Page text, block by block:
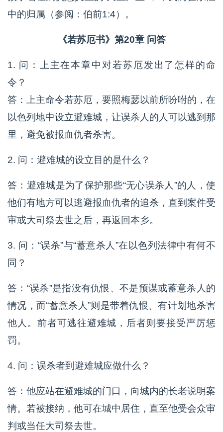
中的归属（参阅：伯前1:4）。
《若苏厄书》第20章 问答
1. 问：上主在本章中对若苏厄发出了怎样的命
令？
答：上主命令若苏厄，要照梅瑟以前所吩咐的，在
以色列地中设立避难城，让误杀人的人可以逃到那
里，避免被报血仇者杀害。
2. 问：避难城的设立目的是什么？
答：避难城是为了保护那些“无心误杀人”的人，使
他们有地方可以逃避报血仇者的追杀，直到案件受
审或大司祭去世之后，再返回本乡。
3. 问：“误杀”与“蓄意杀人”在以色列法律中有何不
同？
答：“误杀”是指没有仇恨、不是预谋或蓄意杀人的
情况，而“蓄意杀人”则是带着仇恨、有计划地杀害
他人。前者可逃往避难城，后者则要接受严厉惩
罚。
4. 问：误杀者到避难城应做什么？
答：他应站在避难城的门口，向城内的长老说明案
情。若被接纳，他可在城中居住，直至他受会众审
判或当任大司祭去世。